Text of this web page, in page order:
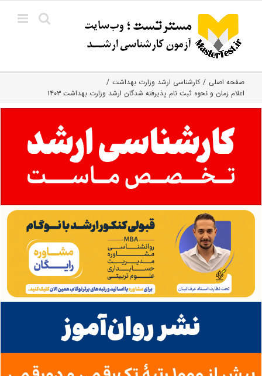
content
صفحه اصلی
کارشناسی ارشد وزارت بهداشت
اعلام زمان و نحوه ثبت نام پذیرفته شدگان ارشد وزارت بهداشت ۱۴۰۳